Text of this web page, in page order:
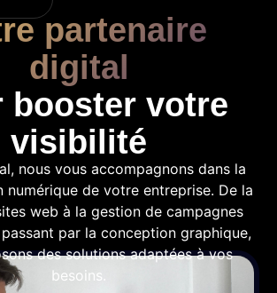
partenaire
digital
booster votre
visibilité
nous vous accompagnons dans la
numérique de votre entreprise. De la
web à la gestion de campagnes
par la conception graphique,
des solutions adaptées à vos
besoins.